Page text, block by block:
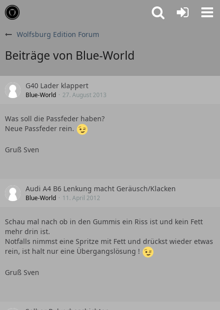
Wolfsburg Edition Forum
Beiträge von Blue-World
G40 Lader klappert
Blue-World 27. August 2013
Was soll die Passfeder haben?
Neue Passfeder rein.
Gruß Sven
Audi A4 B6 Lenkung macht Geräusch/Klacken
Blue-World 11. April 2012
Schau mal nach ob in den Gummis ein Riss ist und kein Fett
mehr drin ist.
Notfalls nimmst eine Spritze mit Fett und drückst wieder etwas
rein, ist halt nur eine Übergangslösung !
Gruß Sven